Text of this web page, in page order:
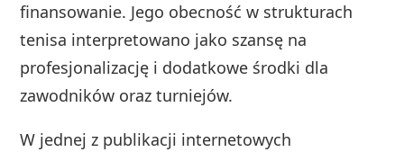
finansowanie. Jego obecność w strukturach
tenisa interpretowano jako szansę na
profesjonalizację i dodatkowe środki dla
zawodników oraz turniejów.
W jednej z publikacji internetowych